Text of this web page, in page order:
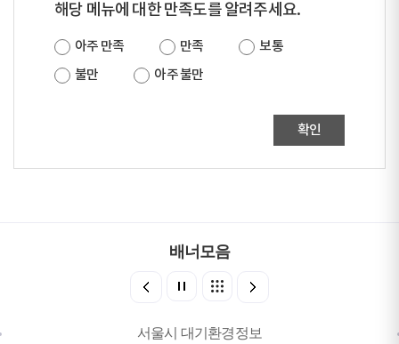
해당 메뉴에 대한 만족도를 알려주세요.
아주 만족 만족
보통
불만
아주 불만
확인
배너모음
서울시 대기환경정보